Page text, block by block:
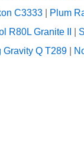
C3333 Plum
R80L Granite II
Gravity Q T289